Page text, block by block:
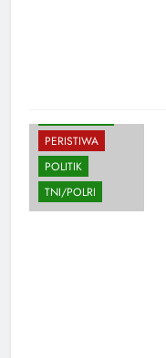
PERISTIWA
POLITIK
TNI/POLRI